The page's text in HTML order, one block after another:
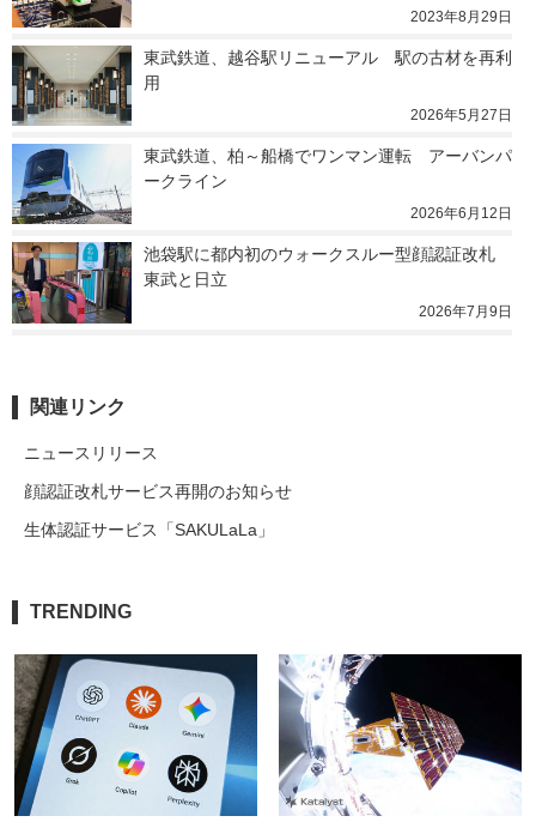
2023年8月29日
東武鉄道、越谷駅リニューアル　駅の古材を再利
用
2026年5月27日
東武鉄道、柏～船橋でワンマン運転　アーバンパ
ークライン
2026年6月12日
池袋駅に都内初のウォークスルー型顔認証改札
東武と日立
2026年7月9日
関連リンク
ニュースリリース
顔認証改札サービス再開のお知らせ
生体認証サービス「SAKULaLa」
TRENDING